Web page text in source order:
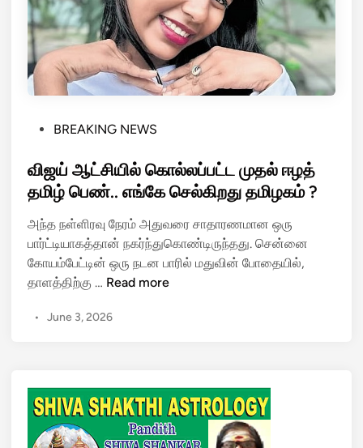
s
t
e
d
i
n
BREAKING NEWS
விஜய் ஆட்சியில் கொல்லப்பட்ட முதல் ஈழத்
தமிழ் பெண்.. எங்கே செல்கிறது தமிழகம் ?
அந்த நள்ளிரவு நேரம் அதுவரை சாதாரணமான ஒரு
பார்ட்டியாகத்தான் நகர்ந்துகொண்டிருந்தது. சென்னை
கோயம்பேட்டின் ஒரு நடன பாரில் மதுவின் போதையில்,
தாளத்திற்கு … வி
ய்
யி
ல்
கொ
Read more
• June 3, 2026